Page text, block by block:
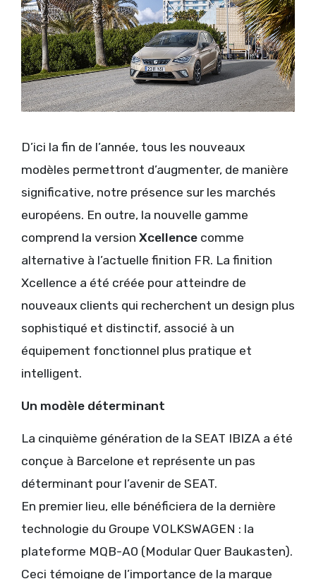
D’ici la fin de l’année, tous les nouveaux
modèles permettront d’augmenter, de manière
significative, notre présence sur les marchés
européens. En outre, la nouvelle gamme
comprend la version Xcellence comme
alternative à l’actuelle finition FR. La finition
Xcellence a été créée pour atteindre de
nouveaux clients qui recherchent un design plus
sophistiqué et distinctif, associé à un
équipement fonctionnel plus pratique et
intelligent.
Un modèle déterminant
La cinquième génération de la SEAT IBIZA a été
conçue à Barcelone et représente un pas
déterminant pour l’avenir de SEAT.
En premier lieu, elle bénéficiera de la dernière
technologie du Groupe VOLKSWAGEN : la
plateforme MQB-A0 (Modular Quer Baukasten).
Ceci témoigne de l’importance de la marque